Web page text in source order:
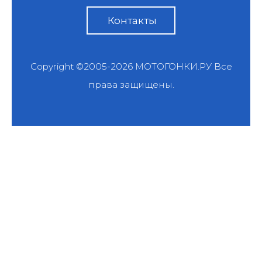
Контакты
Copyright ©2005-2026 МОТОГОНКИ.РУВсе
права защищены.